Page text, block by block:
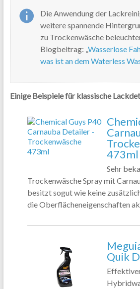
Die Anwendung der
weitere spannende
zu Trockenwäsche
Blogbeitrag: „ Wasserlose
was ist an dem Waterless
Einige Beispiele für klassische
473ml
Sehr
Trockenwäsche Spray mit
besitzt sogut wie keine
die Oberflächeneigenschaften
Quik